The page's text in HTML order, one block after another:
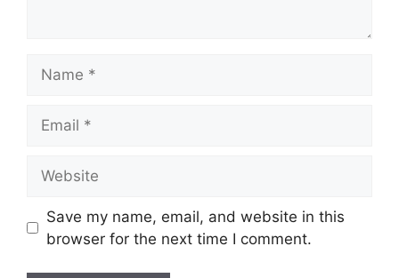
Save my name, email, and website in this
browser for the next time I comment.